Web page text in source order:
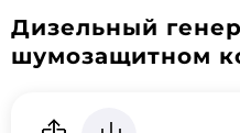
Дизельный
шумозащитном